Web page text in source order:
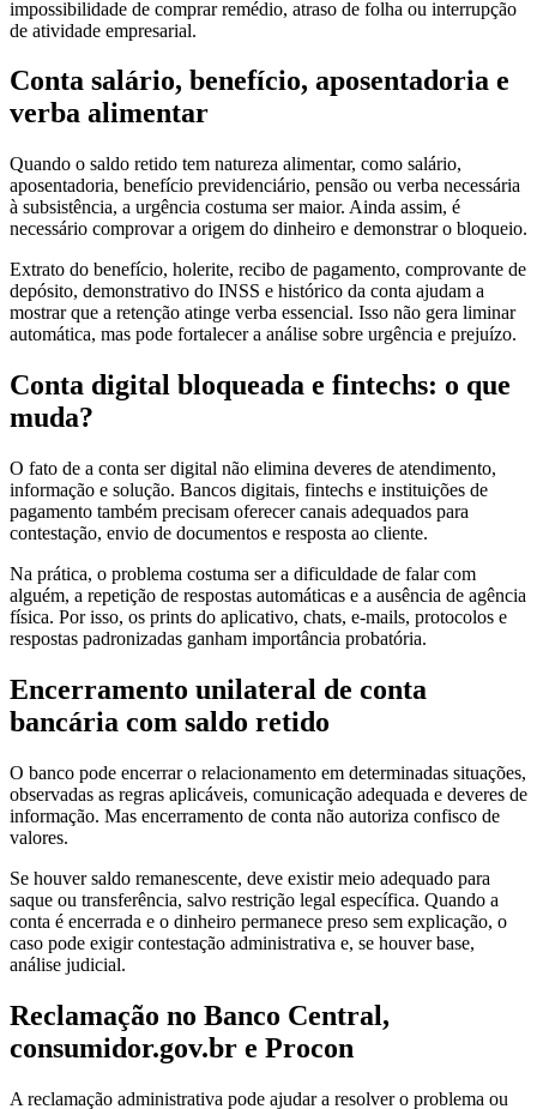
impossibilidade de comprar remédio, atraso de folha ou interrupção
de atividade empresarial.
Conta salário, benefício, aposentadoria e
verba alimentar
Quando o saldo retido tem natureza alimentar, como salário,
aposentadoria, benefício previdenciário, pensão ou verba necessária
à subsistência, a urgência costuma ser maior. Ainda assim, é
necessário comprovar a origem do dinheiro e demonstrar o bloqueio.
Extrato do benefício, holerite, recibo de pagamento, comprovante de
depósito, demonstrativo do INSS e histórico da conta ajudam a
mostrar que a retenção atinge verba essencial. Isso não gera liminar
automática, mas pode fortalecer a análise sobre urgência e prejuízo.
Conta digital bloqueada e fintechs: o que
muda?
O fato de a conta ser digital não elimina deveres de atendimento,
informação e solução. Bancos digitais, fintechs e instituições de
pagamento também precisam oferecer canais adequados para
contestação, envio de documentos e resposta ao cliente.
Na prática, o problema costuma ser a dificuldade de falar com
alguém, a repetição de respostas automáticas e a ausência de agência
física. Por isso, os prints do aplicativo, chats, e-mails, protocolos e
respostas padronizadas ganham importância probatória.
Encerramento unilateral de conta
bancária com saldo retido
O banco pode encerrar o relacionamento em determinadas situações,
observadas as regras aplicáveis, comunicação adequada e deveres de
informação. Mas encerramento de conta não autoriza confisco de
valores.
Se houver saldo remanescente, deve existir meio adequado para
saque ou transferência, salvo restrição legal específica. Quando a
conta é encerrada e o dinheiro permanece preso sem explicação, o
caso pode exigir contestação administrativa e, se houver base,
análise judicial.
Reclamação no Banco Central,
consumidor.gov.br e Procon
A reclamação administrativa pode ajudar a resolver o problema ou